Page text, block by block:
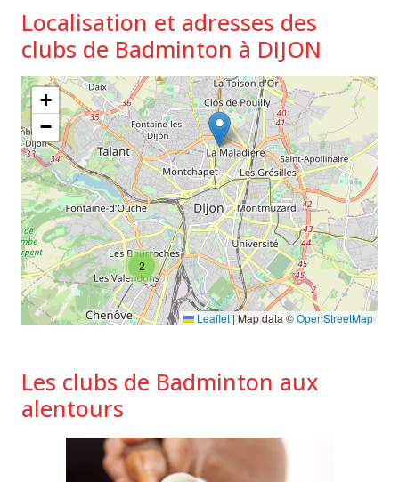
Localisation et adresses des
clubs de Badminton à DIJON
2
+
−
Leaflet | Map data ©OpenStreetMap
Les clubs de Badminton aux
alentours